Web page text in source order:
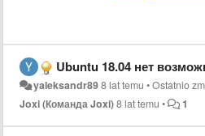
Ubuntu 18.04 нет возможно авторизоваться (Joxi
yaleksandr898 lat temu •Ostatnio
Joxi (Команда Joxi)8 lat temu • 1